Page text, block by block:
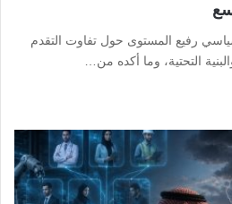
رفيع المستوى حول تفاوت التقدم
التحتية، وما أكده من…